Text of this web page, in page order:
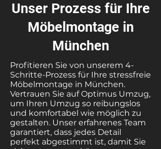
Unser Prozess für Ihre
Möbelmontage in
München
Profitieren Sie von unserem 4-
Schritte-Prozess für Ihre stressfreie
Möbelmontage in München.
Vertrauen Sie auf Optimus Umzug,
um Ihren Umzug so reibungslos
und komfortabel wie möglich zu
gestalten. Unser erfahrenes Team
garantiert, dass jedes Detail
perfekt abgestimmt ist, damit Sie